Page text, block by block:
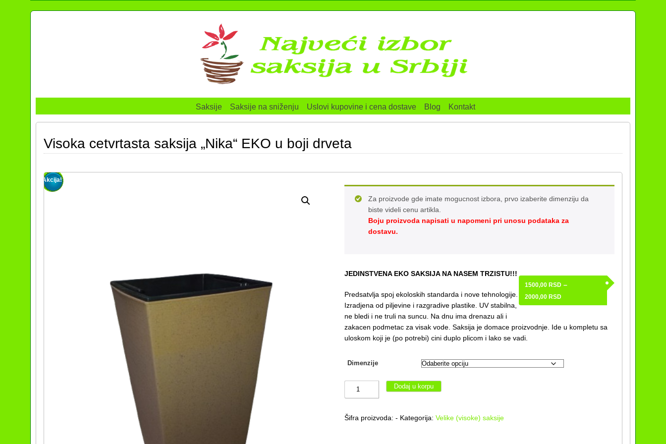
Saksije Saksije na sniženju Uslovi kupovine i cena dostave Blog Kontakt
Visoka cetvrtasta saksija „Nika“ EKO u boji drveta
Akcija!
Za proizvode gde imate mogucnost izbora, prvo izaberite dimenziju da
biste videli cenu artikla.
Boju proizvoda napisati u napomeni pri unosu podataka za
dostavu.
1500,00 RSD –
2000,00 RSDRaspon
cena:
1500,00 RSD
JEDINSTVENA EKO SAKSIJA NA NASEM TRZISTU!!!
Predsatvlja spoj ekoloskih standarda i nove tehnologije.
Izradjena od piljevine i razgradive plastike. UV stabilna,
ne bledi i ne truli na suncu. Na dnu ima drenazu ali i
zakacen podmetac za visak vode. Saksija je domace proizvodnje. Ide u kompletu sa
uloskom koji je (po potrebi) cini duplo plicom i lako se vadi.
Dimenzije
Visoka
cetvrtasta
"Nika"
Dodaj u korpu
Šifra proizvoda: - Kategorija: Velike (visoke) saksije